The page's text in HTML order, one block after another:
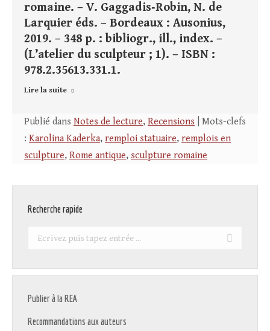
romaine. – V. Gaggadis‑Robin, N. de
Larquier éds. – Bordeaux : Ausonius,
2019. – 348 p. : bibliogr., ill., index. –
(L’atelier du sculpteur ; 1). – ISBN :
978.2.35613.331.1.
Lire la suite
Publié dans Notes de lecture, Recensions | Mots-clefs
: Karolina Kaderka, remploi statuaire, remplois en
sculpture, Rome antique, sculpture romaine
Recherche rapide
Recherche
Publier à la REA
Recommandations aux auteurs